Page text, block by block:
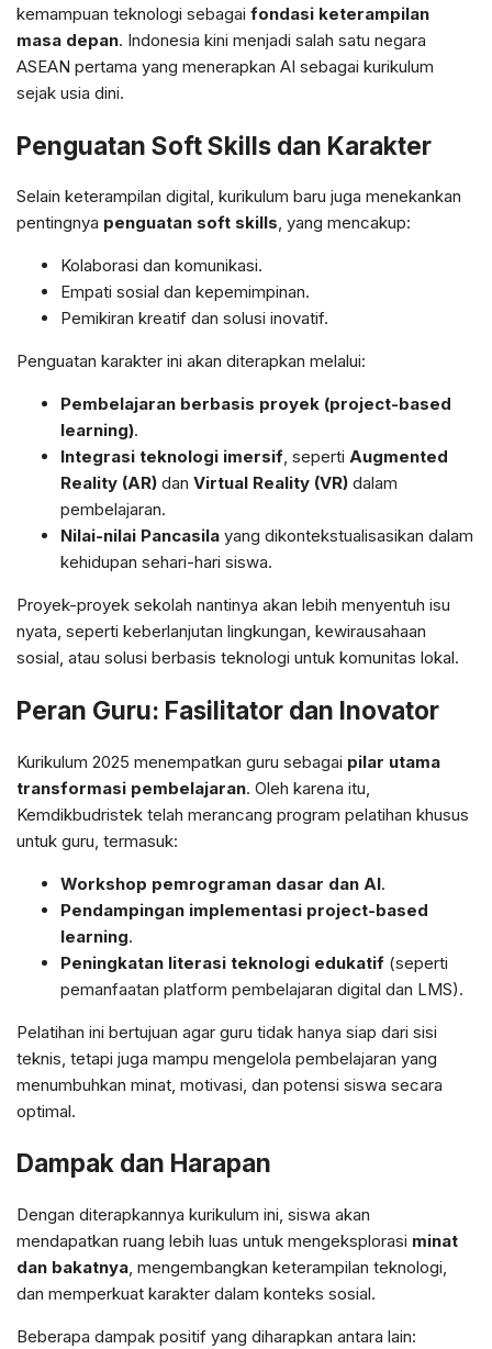
kemampuan teknologi sebagai fondasi keterampilan
masa depan. Indonesia kini menjadi salah satu negara
ASEAN pertama yang menerapkan AI sebagai kurikulum
sejak usia dini.
Penguatan Soft Skills dan Karakter
Selain keterampilan digital, kurikulum baru juga menekankan
pentingnya penguatan soft skills, yang mencakup:
Kolaborasi dan komunikasi.
Empati sosial dan kepemimpinan.
Pemikiran kreatif dan solusi inovatif.
Penguatan karakter ini akan diterapkan melalui:
Pembelajaran berbasis proyek (project-based
learning).
Integrasi teknologi imersif, seperti Augmented
Reality (AR) dan Virtual Reality (VR) dalam
pembelajaran.
Nilai-nilai Pancasila yang dikontekstualisasikan dalam
kehidupan sehari-hari siswa.
Proyek-proyek sekolah nantinya akan lebih menyentuh isu
nyata, seperti keberlanjutan lingkungan, kewirausahaan
sosial, atau solusi berbasis teknologi untuk komunitas lokal.
Peran Guru: Fasilitator dan Inovator
Kurikulum 2025 menempatkan guru sebagai pilar utama
transformasi pembelajaran. Oleh karena itu,
Kemdikbudristek telah merancang program pelatihan khusus
untuk guru, termasuk:
Workshop pemrograman dasar dan AI.
Pendampingan implementasi project-based
learning.
Peningkatan literasi teknologi edukatif (seperti
pemanfaatan platform pembelajaran digital dan LMS).
Pelatihan ini bertujuan agar guru tidak hanya siap dari sisi
teknis, tetapi juga mampu mengelola pembelajaran yang
menumbuhkan minat, motivasi, dan potensi siswa secara
optimal.
Dampak dan Harapan
Dengan diterapkannya kurikulum ini, siswa akan
mendapatkan ruang lebih luas untuk mengeksplorasi minat
dan bakatnya, mengembangkan keterampilan teknologi,
dan memperkuat karakter dalam konteks sosial.
Beberapa dampak positif yang diharapkan antara lain: